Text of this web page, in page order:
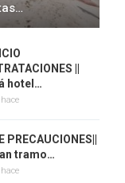
||
hotel…
PRECAUCIONES||
tramo…